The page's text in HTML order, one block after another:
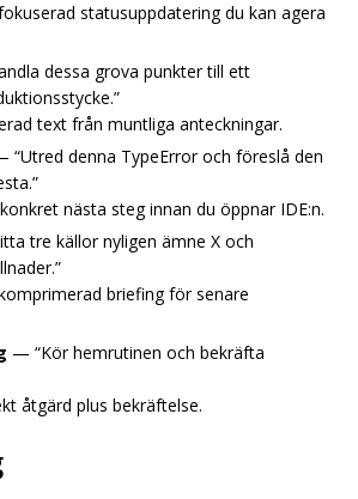
statusuppdatering du kan agera
dessa grova punkter till ett
text från muntliga anteckningar.
“Utred denna TypeError och föreslå den
nästa steg innan du öppnar IDE:n.
tre källor nyligen ämne X och
briefing för senare
— “Kör hemrutinen och bekräfta
åtgärd plus bekräftelse.